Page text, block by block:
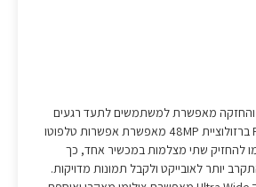
מאפשרת למשתמשים לתעד רגעים
מיוחדים. מצלמת Fusion ברזולוציית 48MP מאפשרת אפשרות טלפוטו
להחזיק שתי מצלמות במכשיר אחד, כך
יותר לאובייקט ולקבל תמונות מדויקות.